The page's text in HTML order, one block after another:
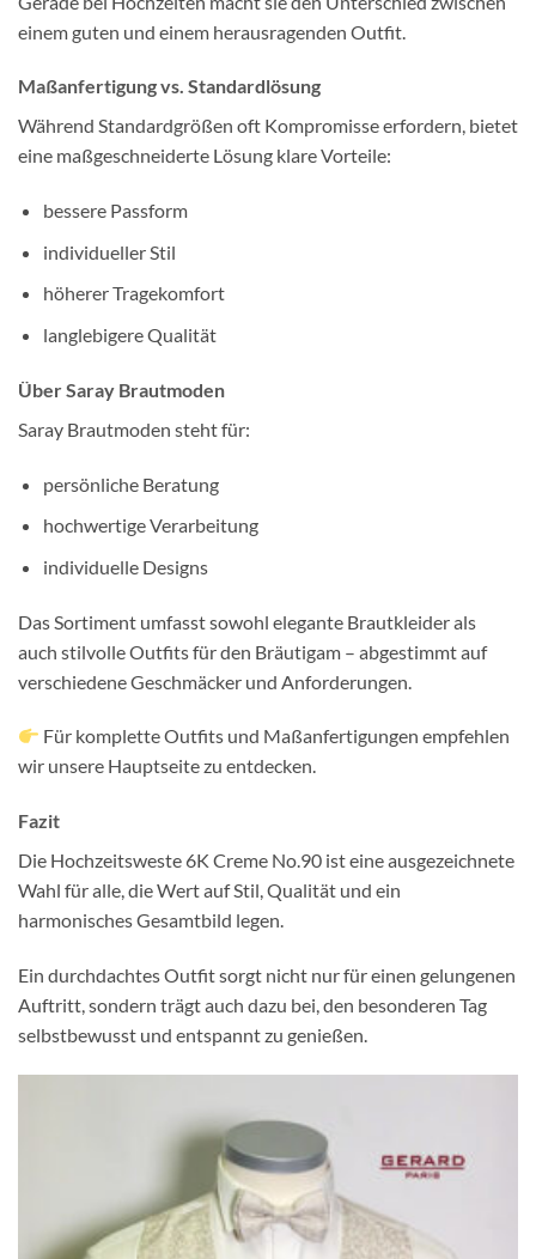
einem guten und einem herausragenden Outfit.
Maßanfertigung vs. Standardlösung
Während Standardgrößen oft Kompromisse erfordern, bietet
eine maßgeschneiderte Lösung klare Vorteile:
bessere Passform
individueller Stil
höherer Tragekomfort
langlebigere Qualität
Über Saray Brautmoden
Saray Brautmoden steht für:
persönliche Beratung
hochwertige Verarbeitung
individuelle Designs
Das Sortiment umfasst sowohl elegante Brautkleider als
auch stilvolle Outfits für den Bräutigam – abgestimmt auf
verschiedene Geschmäcker und Anforderungen.
Für komplette Outfits und Maßanfertigungen empfehlen
wir unsere Hauptseite zu entdecken.
Fazit
Die Hochzeitsweste 6K Creme No.90 ist eine ausgezeichnete
Wahl für alle, die Wert auf Stil, Qualität und ein
harmonisches Gesamtbild legen.
Ein durchdachtes Outfit sorgt nicht nur für einen gelungenen
Auftritt, sondern trägt auch dazu bei, den besonderen Tag
selbstbewusst und entspannt zu genießen.